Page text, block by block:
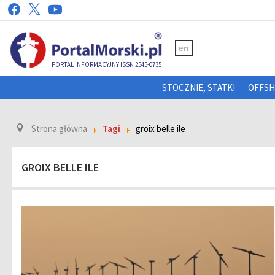
PORTAL INFORMACYJNY ISSN 2545-0735
en
STOCZNIE, STATKI
Strona główna Tagi groix belle ile
GROIX BELLE ILE